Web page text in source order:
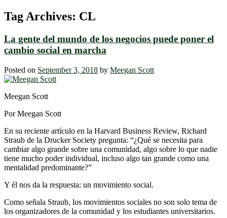
Tag Archives: CL
La gente del mundo de los negocios puede poner el
cambio social en marcha
Posted on September 3, 2018 by Meegan Scott
Meegan Scott
Por Meegan Scott
En su reciente artículo en la Harvard Business Review, Richard
Straub de la Drucker Society pregunta: “¿Qué se necesita para
cambiar algo grande sobre una comunidad, algo sobre lo que nadie
tiene mucho poder individual, incluso algo tan grande como una
mentalidad predominante?”
Y él nos da la respuesta: un movimiento social.
Como señala Straub, los movimientos sociales no son solo tema de
los organizadores de la comunidad y los estudiantes universitarios.